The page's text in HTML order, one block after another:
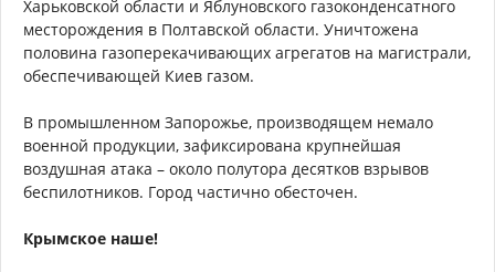
Харьковской области и Яблуновского газоконденсатного
месторождения в Полтавской области. Уничтожена
половина газоперекачивающих агрегатов на магистрали,
обеспечивающей Киев газом.
В промышленном Запорожье, производящем немало
военной продукции, зафиксирована крупнейшая
воздушная атака – около полутора десятков взрывов
беспилотников. Город частично обесточен.
Крымское наше!